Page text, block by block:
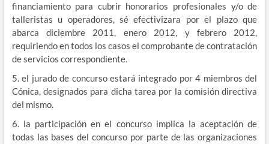
financiamiento para cubrir honorarios profesionales y/o de
talleristas u operadores, sé efectivizara por el plazo que
abarca diciembre 2011, enero 2012, y febrero 2012,
requiriendo en todos los casos el comprobante de contratación
de servicios correspondiente.
5. el jurado de concurso estará integrado por 4 miembros del
Cónica, designados para dicha tarea por la comisión directiva
del mismo.
6. la participación en el concurso implica la aceptación de
todas las bases del concurso por parte de las organizaciones